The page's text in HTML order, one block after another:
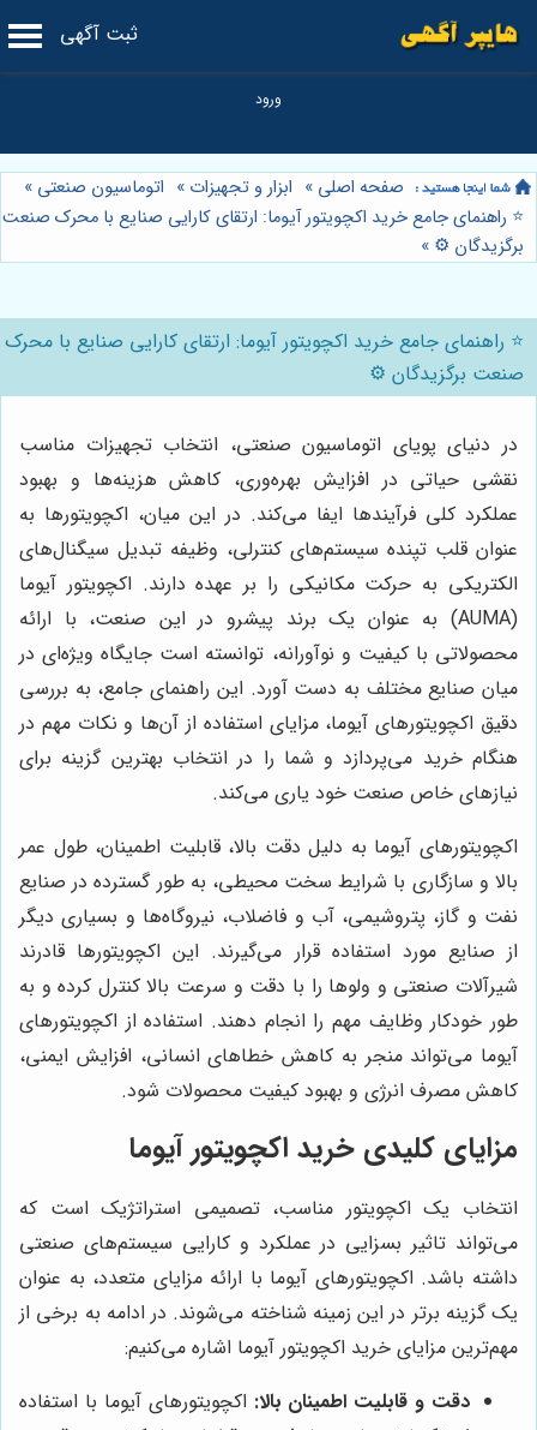
ثبت آگهی
صفحه اصلی » ابزار و تجهیزات » اتوماسیون صنعتی »
⭐️ راهنمای جامع خرید اکچویتور آیوما: ارتقای کارایی صنایع با محرک صنعت
برگزیدگان ⚙️ »
⭐️ راهنمای جامع خرید اکچویتور آیوما: ارتقای کارایی صنایع با محرک
صنعت برگزیدگان ⚙️
در دنیای پویای اتوماسیون صنعتی، انتخاب تجهیزات مناسب
نقشی حیاتی در افزایش بهره‌وری، کاهش هزینه‌ها و بهبود
عملکرد کلی فرآیندها ایفا می‌کند. در این میان، اکچویتورها به
عنوان قلب تپنده سیستم‌های کنترلی، وظیفه تبدیل سیگنال‌های
الکتریکی به حرکت مکانیکی را بر عهده دارند. اکچویتور آیوما
(AUMA) به عنوان یک برند پیشرو در این صنعت، با ارائه
محصولاتی با کیفیت و نوآورانه، توانسته است جایگاه ویژه‌ای در
میان صنایع مختلف به دست آورد. این راهنمای جامع، به بررسی
دقیق اکچویتورهای آیوما، مزایای استفاده از آن‌ها و نکات مهم در
هنگام خرید می‌پردازد و شما را در انتخاب بهترین گزینه برای
نیازهای خاص صنعت خود یاری می‌کند.
اکچویتورهای آیوما به دلیل دقت بالا، قابلیت اطمینان، طول عمر
بالا و سازگاری با شرایط سخت محیطی، به طور گسترده در صنایع
نفت و گاز، پتروشیمی، آب و فاضلاب، نیروگاه‌ها و بسیاری دیگر
از صنایع مورد استفاده قرار می‌گیرند. این اکچویتورها قادرند
شیرآلات صنعتی و ولوها را با دقت و سرعت بالا کنترل کرده و به
طور خودکار وظایف مهم را انجام دهند. استفاده از اکچویتورهای
آیوما می‌تواند منجر به کاهش خطاهای انسانی، افزایش ایمنی،
کاهش مصرف انرژی و بهبود کیفیت محصولات شود.
مزایای کلیدی خرید اکچویتور آیوما
انتخاب یک اکچویتور مناسب، تصمیمی استراتژیک است که
می‌تواند تاثیر بسزایی در عملکرد و کارایی سیستم‌های صنعتی
داشته باشد. اکچویتورهای آیوما با ارائه مزایای متعدد، به عنوان
یک گزینه برتر در این زمینه شناخته می‌شوند. در ادامه به برخی از
مهم‌ترین مزایای خرید اکچویتور آیوما اشاره می‌کنیم:
دقت و قابلیت اطمینان بالا: اکچویتورهای آیوما با استفاده